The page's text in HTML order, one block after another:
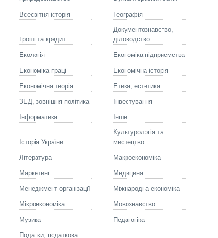
Всесвітня історія Географія
Гроші та кредит
Документознавство,
діловодство
Екологія Економіка підприємства
Економіка праці Економічна історія
Економічна теорія Етика, естетика
ЗЕД, зовнішня політика Інвестування
Інформатика Інше
Історія України
Культурологія та
мистецтво
Літературa Макроекономіка
Маркетинг Медицина
Менеджмент організації Міжнародна економіка
Мікроекономіка Мовознавство
Музика Педагогіка
Податки, податкова